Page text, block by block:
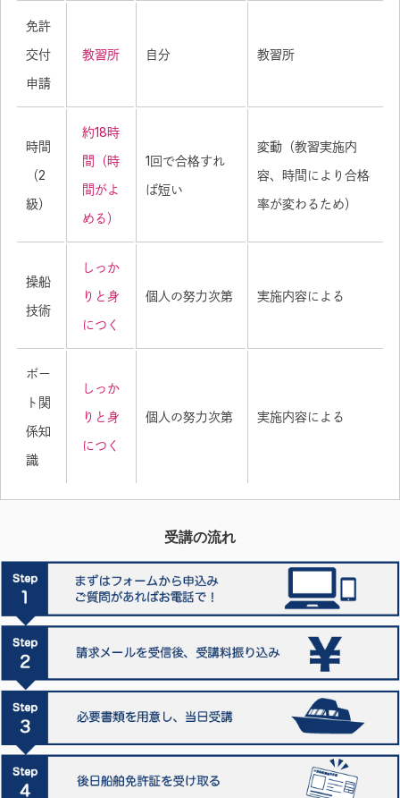
免許
交付
申請
教習所 自分 教習所
時間
（2
級）
約18時
間（時
間がよ
める）
1回で合格すれ
ば短い
変動（教習実施内
容、時間により合格
率が変わるため）
操船
技術
しっか
りと身
につく
個人の努力次第 実施内容による
ボー
ト関
係知
識
しっか
りと身
につく
個人の努力次第 実施内容による
受講の流れ